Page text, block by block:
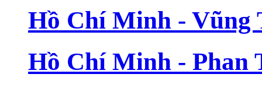
Hồ Chí Minh - Vũng
Hồ Chí Minh - Phan